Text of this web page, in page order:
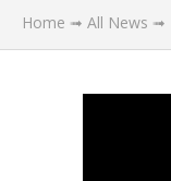
Home ➟ All News ➟